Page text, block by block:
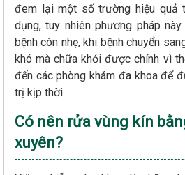
đem lại một số trường hiệu
dụng, tuy nhiên phương pháp
bệnh còn nhẹ, khi bệnh chuyển
khó mà chữa khỏi được chính vì
đến các phòng khám đa khoa để
trị kịp thời.
Có nên rửa vùng kín
xuyên?